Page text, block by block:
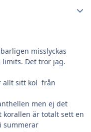
misslyckas
Det tror jag.
allt sitt kol från
men ej det
korallen är totalt sett en
summerar